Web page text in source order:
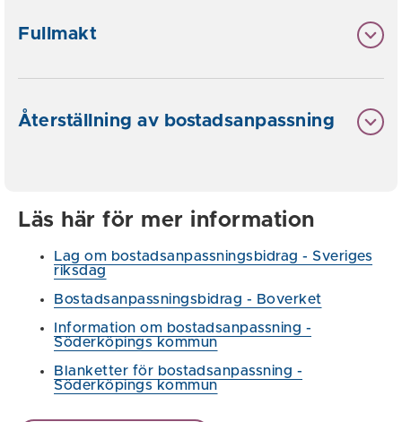
Fullmakt
Återställning av bostadsanpassning
Läs här för mer information
Lag om bostadsanpassningsbidrag - Sveriges
riksdag
Bostadsanpassningsbidrag - Boverket
Information om bostadsanpassning -
Söderköpings kommun
Blanketter för bostadsanpassning -
Söderköpings kommun